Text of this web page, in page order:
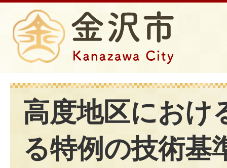
高度地区におけ
る特例の技術基